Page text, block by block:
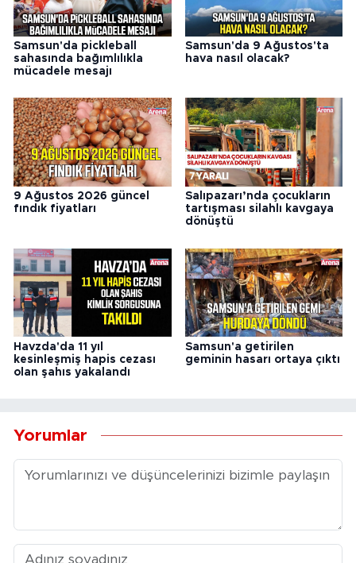
Samsun'da pickleball
sahasında bağımlılıkla
mücadele mesajı
Samsun'da 9 Ağustos'ta
hava nasıl olacak?
9 Ağustos 2026 güncel
fındık fiyatları
Salıpazarı’nda çocukların
tartışması silahlı kavgaya
dönüştü
Havzda'da 11 yıl
kesinleşmiş hapis cezası
olan şahıs yakalandı
Samsun'a getirilen
geminin hasarı ortaya çıktı
Yorumlar